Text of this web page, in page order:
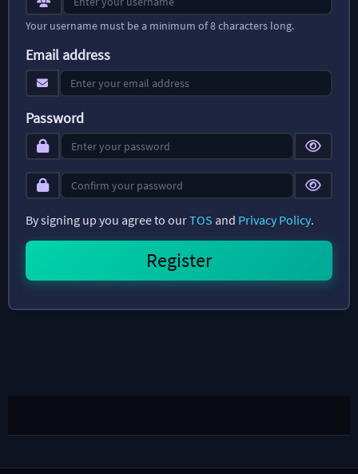
Your username must be a minimum of 8 characters long.
Email address
Password
By signing up you agree to ourTOS and Privacy Policy.